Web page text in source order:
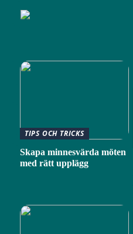
TIPS OCH TRICKS
Skapa minnesvärda möten
med rätt upplägg